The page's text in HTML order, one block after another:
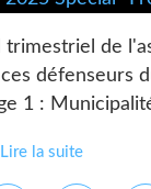
de
défenseurs
1 :
Lire la suite